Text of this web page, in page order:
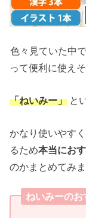
色々見ていた中
って便利に使え
「ねいみー」 と
かなり使いやす
るため本当にお
のかまとめてみま
ねいみーのお